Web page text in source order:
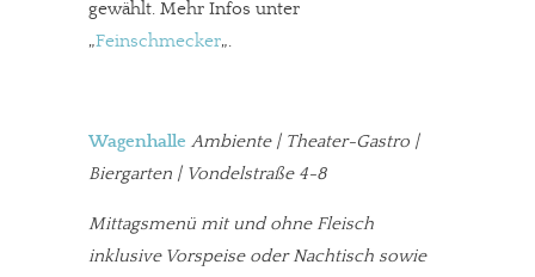
gewählt. Mehr Infos unter
„Feinschmecker„.
Wagenhalle Ambiente | Theater-Gastro |
Biergarten | Vondelstraße 4-8
Mittagsmenü mit und ohne Fleisch
inklusive Vorspeise oder Nachtisch sowie